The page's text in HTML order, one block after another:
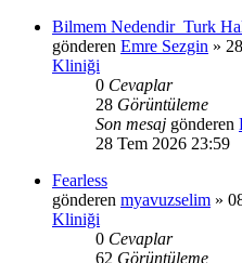
Bilmem Nedendir_Turk
gönderen Emre Sezgin »
Kliniği
0 Cevaplar
28 Görüntüleme
Son mesaj gönderen
28 Tem 2026 23:59
Fearless
gönderen myavuzselim »
Kliniği
0 Cevaplar
62 Görüntüleme